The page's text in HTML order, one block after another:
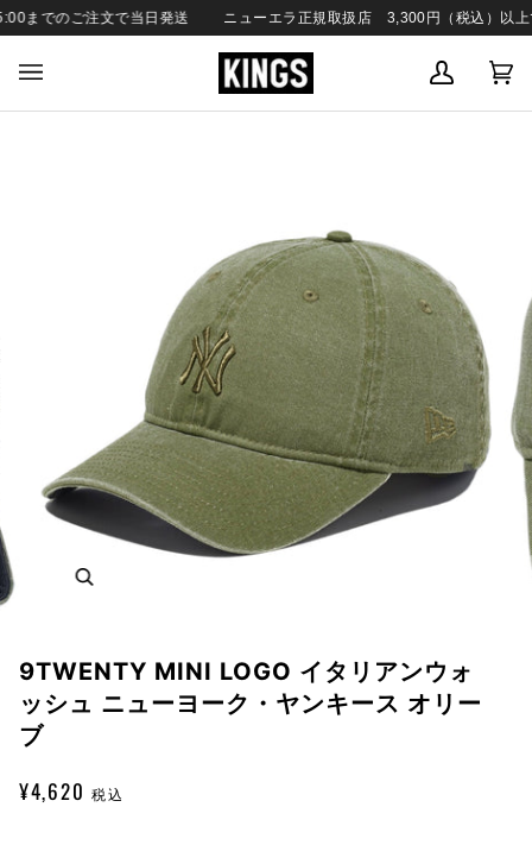
SKIP
TO
でのご注文で当日発送 ニューエラ正規取扱店 3,300円（税込）以上
9TWENTY MINI LOGO イタリアンウォ
ッシュ ニューヨーク・ヤンキース オリー
ブ
¥4,620 税込